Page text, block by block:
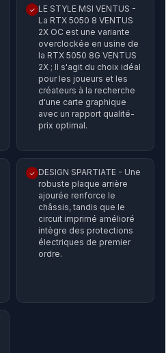
✓ LE STYLE MSI VENTUS -
La RTX 5050 8 VENTUS
2X OC est une variante
overclockée en usine de
la RTX 5050 8G VENTUS
2X ; Il s'agit du choix idéal
pour les joueurs et les
créateurs à la recherche
d'une carte graphique
avec un rapport qualité-
prix optimal.
✓ DESIGN SPARTIATE - Une
robuste plaque arrière
ajourée renforce le
châssis, tandis que le
circuit imprimé amélioré
intègre des protections
électriques de premier
ordre.